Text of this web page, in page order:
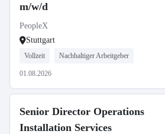
m/w/d
PeopleX
Stuttgart
Vollzeit Nachhaltiger Arbeitgeber
01.08.2026
Senior Director Operations
Installation Services